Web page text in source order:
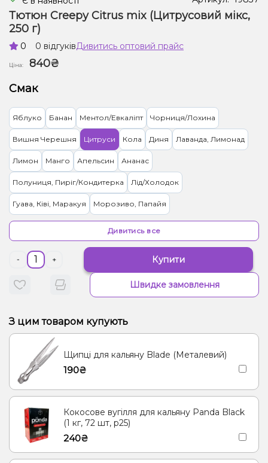
Тютюн Creepy Citrus mix (Цитрусовий мікс,
250 г)
0 0 відгуківДивитись оптовий прайс
Ціна:
840₴
Смак
Яблуко Банан Ментол/Евкаліпт Чорниця/Лохина
Вишня Черешня Цитруси Кола Диня Лаванда, Лимонад
Лимон Манго Апельсин Ананас
Полуниця, Пиріг/Кондитерка Лід/Холодок
Гуава, Ківі, Маракуя Морозиво, Папайя
Зефір, Какао Ківі Виноград, Цукерки
Грейпфрут, Полуниця, Малина
Лемонграс
Суниця, Печиво Пиво, Сливки/Крем
Карамель, Мультифрукт, Попкорн Грейпфрут, Ківі, Полуниця
Лідяники, Ягоди Кавун, Барбарис, Диня
Апельсин, Вишня/Черешня, Журавлина Мультифрукт
Диня, Ягоди Мохіто, Ягоди Лимон, Ягоди Малина
Дивитись все
- + Купити
Швидке замовлення
З цим товаром купують
Щипці для кальяну Blade (Металевий)
190₴
Кокосове вугілля для кальяну Panda Black
(1 кг, 72 шт, р25)
240₴